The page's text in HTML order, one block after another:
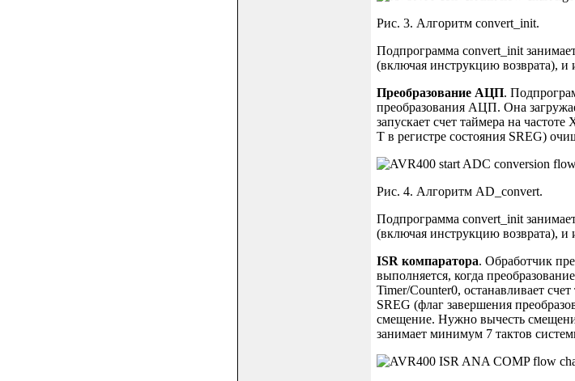
Рис. 3. Алгоритм convert_init.
Подпрограмма convert_init
(включая инструкцию возврата), и
Преобразование АЦП.
преобразования АЦП. Она
запускает счет таймера на
T в регистре состояния SREG)
Рис. 4. Алгоритм AD_convert.
Подпрограмма convert_init
(включая инструкцию возврата), и
ISR компаратора. Обработчик
выполняется, когда
Timer/Counter0, останавливает
SREG (флаг завершения
смещение. Нужно вычесть
занимает минимум 7 тактов